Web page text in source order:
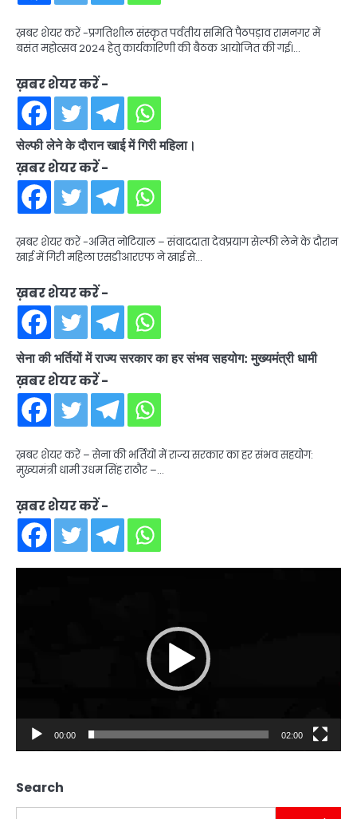
ख़बर शेयर करें -प्रगतिशील संस्कृत पर्वतीय समिति पैठपड़ाव रामनगर में
बसंत महोत्सव 2024 हेतु कार्यकारिणी की बैठक आयोजित की गई।…
ख़बर शेयर करें -
सेल्फी लेने के दौरान खाई में गिरी महिला।
ख़बर शेयर करें -
ख़बर शेयर करें -अमित नोटियाल – संवाददाता देवप्रयाग सेल्फी लेने के दौरान
खाई में गिरी महिला एसडीआरएफ ने खाई से…
ख़बर शेयर करें -
सेना की भर्तियों में राज्य सरकार का हर संभव सहयोग: मुख्यमंत्री धामी
ख़बर शेयर करें -
ख़बर शेयर करें – सेना की भर्तियों में राज्य सरकार का हर संभव सहयोग:
मुख्यमंत्री धामी उधम सिंह राठौर –…
ख़बर शेयर करें -
00:00 02:00
Search